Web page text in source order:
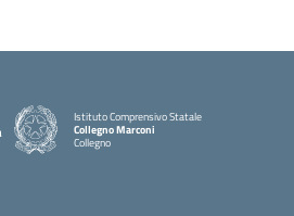
Istituto Comprensivo Statale
Collegno Marconi
Collegno